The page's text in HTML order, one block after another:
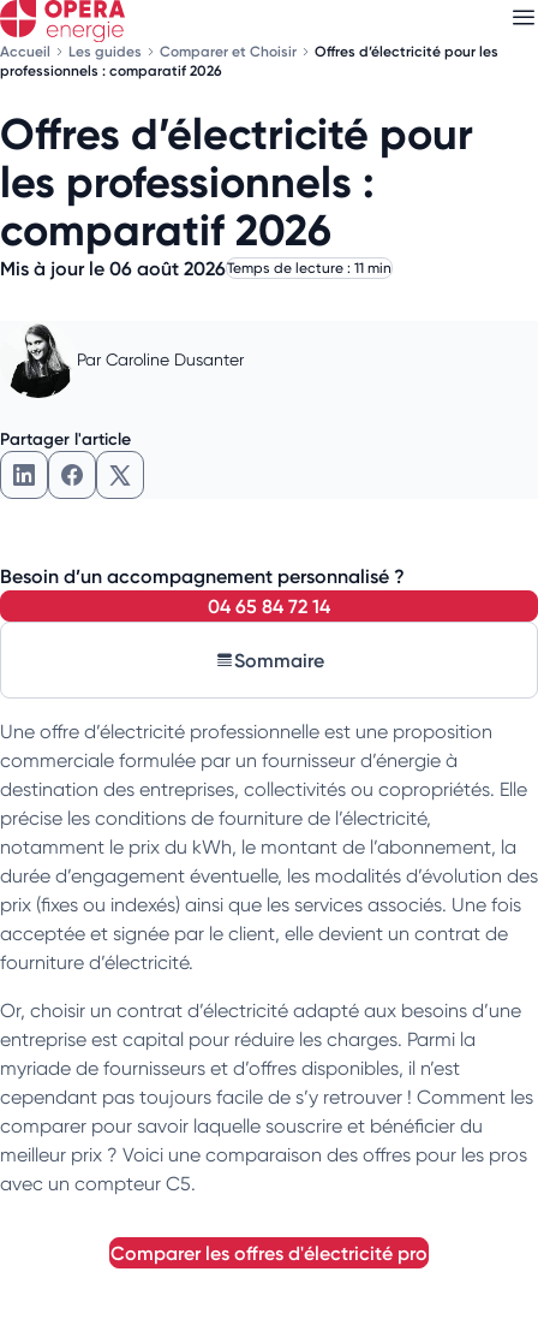
Accueil Les guides Comparer et Choisir
Offres d’électricité pour les
professionnels : comparatif 2026
Offres d’électricité pour
les professionnels :
comparatif 2026
Mis à jour le 06 août 2026Temps de lecture : 11 min
Par Caroline Dusanter
Partager l'article
Partager l'article sur LinkedIn
Partager l'article sur Facebook
Partager l'article sur X
Besoin d’un accompagnement personnalisé ?
04 65 84 72 14
Sommaire
Une offre d’électricité professionnelle est une proposition
commerciale formulée par un fournisseur d’énergie à
destination des entreprises, collectivités ou copropriétés. Elle
précise les conditions de fourniture de l’électricité,
notamment le prix du kWh, le montant de l’abonnement, la
durée d’engagement éventuelle, les modalités d’évolution des
prix (fixes ou indexés) ainsi que les services associés. Une fois
acceptée et signée par le client, elle devient un contrat de
fourniture d’électricité.
Or, choisir un contrat d’électricité adapté aux besoins d’une
entreprise est capital pour réduire les charges. Parmi la
myriade de fournisseurs et d’offres disponibles, il n’est
cependant pas toujours facile de s’y retrouver ! Comment les
comparer pour savoir laquelle souscrire et bénéficier du
meilleur prix ? Voici une comparaison des offres pour les pros
avec un compteur C5.
comparer les offres d'électricité pro
Découvrez nosnewsletters
Choisissez les newsletters qui vous intéressent